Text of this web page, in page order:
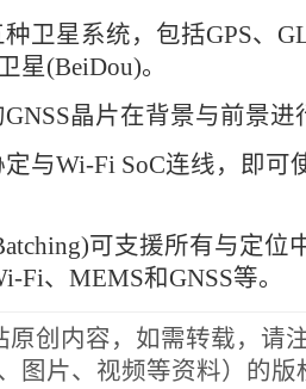
卫星系统，包括GPS、
星(BeiDou)。
晶片在背景与前景进
与Wi-Fi SoC连线，即可
可支援所有与定位
Fi、MEMS和GNSS等。
原创内容，如需转载，请
图片、视频等资料）的版